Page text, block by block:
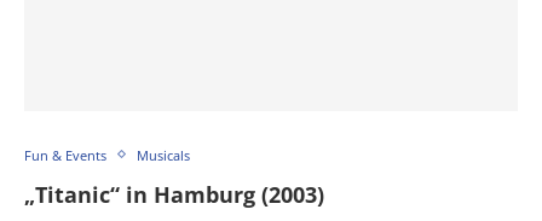
Fun & Events Musicals
„Titanic“ in Hamburg (2003)